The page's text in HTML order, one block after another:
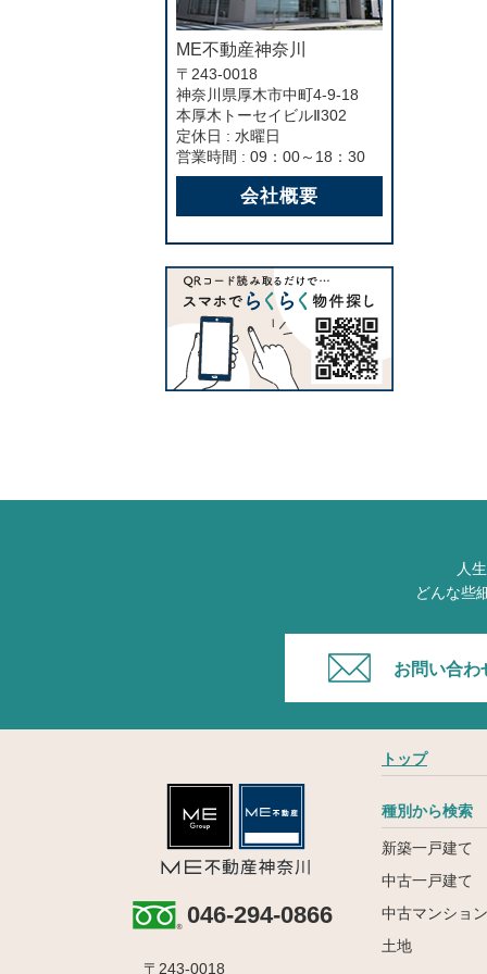
ME不動産神奈川
〒243-0018
神奈川県厚木市中町4-9-18
本厚木トーセイビルⅡ302
定休日 : 水曜日
営業時間 : 09：00～18：30
会社概要
人
どんな些
お問い合わ
046-294-0866
〒243-0018
トップ
種別から検索
新築一戸建て
中古一戸建て
中古マンション
土地